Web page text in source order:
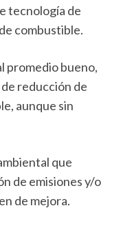
tecnología de
combustible.
promedio bueno,
reducción de
aunque sin
que
de emisiones y/o
de mejora.